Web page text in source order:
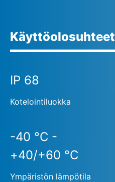
Käyttöolosuhteet
IP 68
Kotelointiluokka
-40 °C -
+40/+60 °C
Ympäristön lämpötila